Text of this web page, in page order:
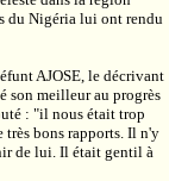
duNigéria lui ont rendu
AJOSE, le décrivant
son meilleur au progrès
: "il nous était trop
bons rapports. Il n'y
de lui. Il était gentil à